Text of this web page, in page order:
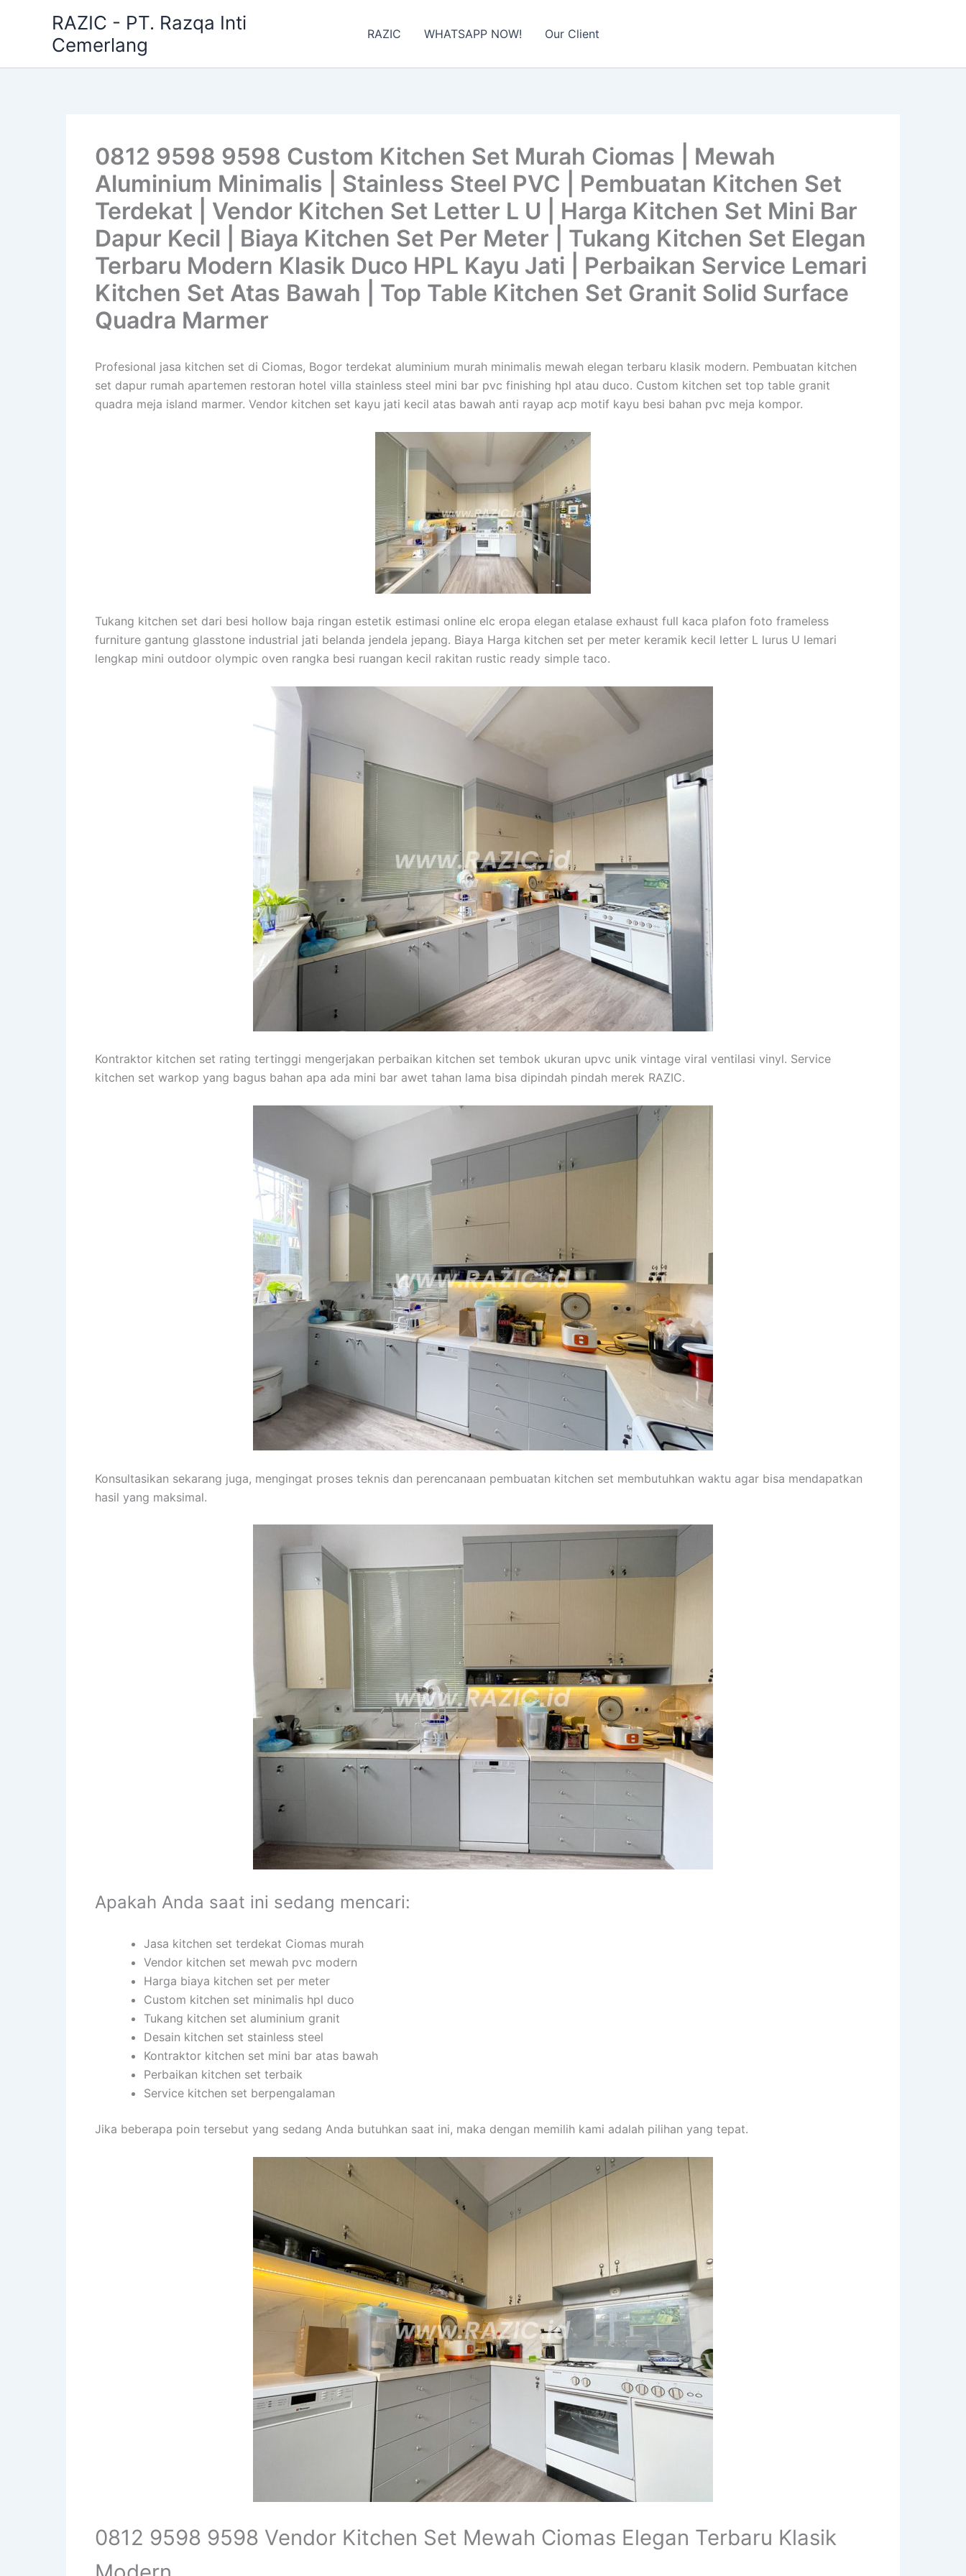
RAZIC - PT. Razqa Inti
Cemerlang
RAZIC WHATSAPP NOW! Our Client
0812 9598 9598 Custom Kitchen Set Murah Ciomas | Mewah
Aluminium Minimalis | Stainless Steel PVC | Pembuatan Kitchen Set
Terdekat | Vendor Kitchen Set Letter L U | Harga Kitchen Set Mini Bar
Dapur Kecil | Biaya Kitchen Set Per Meter | Tukang Kitchen Set Elegan
Terbaru Modern Klasik Duco HPL Kayu Jati | Perbaikan Service Lemari
Kitchen Set Atas Bawah | Top Table Kitchen Set Granit Solid Surface
Quadra Marmer
Profesional jasa kitchen set di Ciomas, Bogor terdekat aluminium murah minimalis mewah elegan terbaru klasik modern. Pembuatan kitchen
set dapur rumah apartemen restoran hotel villa stainless steel mini bar pvc finishing hpl atau duco. Custom kitchen set top table granit
quadra meja island marmer. Vendor kitchen set kayu jati kecil atas bawah anti rayap acp motif kayu besi bahan pvc meja kompor.
Tukang kitchen set dari besi hollow baja ringan estetik estimasi online elc eropa elegan etalase exhaust full kaca plafon foto frameless
furniture gantung glasstone industrial jati belanda jendela jepang. Biaya Harga kitchen set per meter keramik kecil letter L lurus U lemari
lengkap mini outdoor olympic oven rangka besi ruangan kecil rakitan rustic ready simple taco.
Kontraktor kitchen set rating tertinggi mengerjakan perbaikan kitchen set tembok ukuran upvc unik vintage viral ventilasi vinyl. Service
kitchen set warkop yang bagus bahan apa ada mini bar awet tahan lama bisa dipindah pindah merek RAZIC.
Konsultasikan sekarang juga, mengingat proses teknis dan perencanaan pembuatan kitchen set membutuhkan waktu agar bisa mendapatkan
hasil yang maksimal.
Apakah Anda saat ini sedang mencari:
Jasa kitchen set terdekat Ciomas murah
Vendor kitchen set mewah pvc modern
Harga biaya kitchen set per meter
Custom kitchen set minimalis hpl duco
Tukang kitchen set aluminium granit
Desain kitchen set stainless steel
Kontraktor kitchen set mini bar atas bawah
Perbaikan kitchen set terbaik
Service kitchen set berpengalaman
Jika beberapa poin tersebut yang sedang Anda butuhkan saat ini, maka dengan memilih kami adalah pilihan yang tepat.
0812 9598 9598 Vendor Kitchen Set Mewah Ciomas Elegan Terbaru Klasik